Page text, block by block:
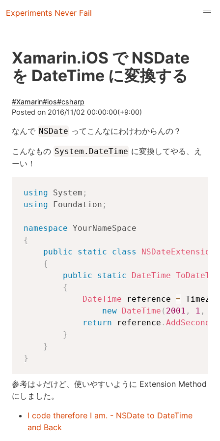
Experiments Never Fail
Xamarin.iOS で NSDate
を DateTime に変換する
#Xamarin#ios#csharp
Posted on 2016/11/02 00:00:00(+9:00)
なんで NSDate ってこんなにわけわからんの？
こんなもの System.DateTime に変換してやる、え
ーい！
using System ;
using
Foundation ;
namespace YourNameSpace
{
public
static class
NSDateExtensions
{
public
static DateTime
{
DateTime reference =
new DateTime ( 2001 , 1 ,
return reference . AddSeconds
}
}
}
参考は↓だけど、使いやすいように Extension Method
にしました。
I code therefore I am. - NSDate to DateTime
and Back